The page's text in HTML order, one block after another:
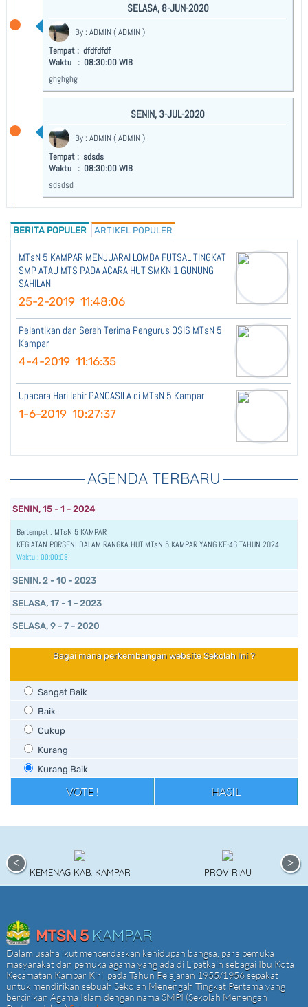
PENGUMUMAN
FOTO GALLERY
VIDEO GALLERY
DOWNLOAD AREA
LINK MASTER
KONTAK
SELASA, 8-JUN-2020
By : ADMIN ( ADMIN )
Tempat : dfdfdfdf
Waktu : 08:30:00 WIB
ghghghg
SENIN, 3-JUL-2020
By : ADMIN ( ADMIN )
Tempat : sdsds
Waktu : 08:30:00 WIB
sdsdsd
BERITA POPULER ARTIKEL POPULER
MTsN 5 KAMPAR MENJUARAI LOMBA FUTSAL TINGKAT
SMP ATAU MTS PADA ACARA HUT SMKN 1 GUNUNG
SAHILAN
25-2-2019 11:48:06
Pelantikan dan Serah Terima Pengurus OSIS MTsN 5
Kampar
4-4-2019 11:16:35
Upacara Hari lahir PANCASILA di MTsN 5 Kampar
1-6-2019 10:27:37
AGENDA TERBARU
SENIN, 15 - 1 - 2024
Bertempat : MTsN 5 KAMPAR
KEGIATAN PORSENI DALAM RANGKA HUT MTsN 5 KAMPAR YANG KE-46 TAHUN 2024
Waktu : 00:00:08
SENIN, 2 - 10 - 2023
SELASA, 17 - 1 - 2023
SELASA, 9 - 7 - 2020
Bagai mana perkembangan website Sekolah Ini ?
Sangat Baik
Baik
Cukup
Kurang
Kurang Baik
KEMENAG KAB. KAMPAR PROV RIAU
MTSN 5 KAMPAR
Dalam usaha ikut mencerdaskan kehidupan bangsa, para pemuka
masyarakat dan pemuka agama yang ada di Lipatkain sebagai Ibu Kota
Kecamatan Kampar Kiri, pada Tahun Pelajaran 1955/1956 sepakat
untuk mendirikan sebuah Sekolah Menengah Tingkat Pertama yang
bercirikan Agama Islam dengan nama SMPI (Sekolah Menengah